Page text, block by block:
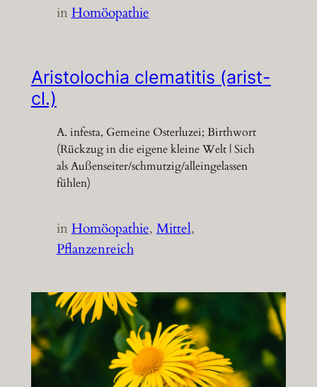
inHomöopathie
Aristolochia clematitis (arist-
cl.)
A. infesta, Gemeine Osterluzei; Birthwort
(Rückzug in die eigene kleine Welt | Sich
als Außenseiter/schmutzig/alleingelassen
fühlen)
inHomöopathie, Mittel
Pflanzenreich